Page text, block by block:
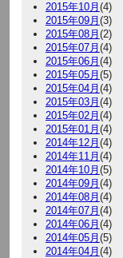
2015年10月 (4)
2015年09月 (3)
2015年08月 (2)
2015年07月 (4)
2015年06月 (4)
2015年05月 (5)
2015年04月 (4)
2015年03月 (4)
2015年02月 (4)
2015年01月 (4)
2014年12月 (4)
2014年11月 (4)
2014年10月 (5)
2014年09月 (4)
2014年08月 (4)
2014年07月 (4)
2014年06月 (4)
2014年05月 (5)
2014年04月 (4)